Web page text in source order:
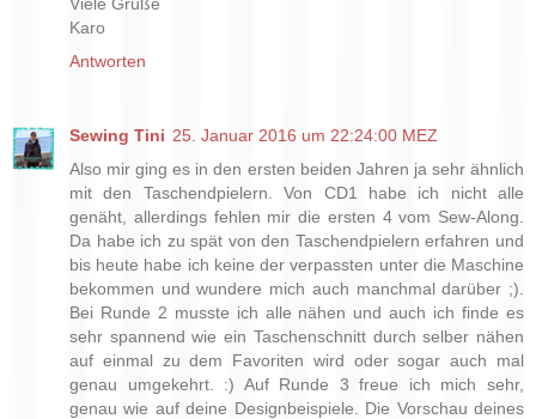
Karo
Antworten
Sewing Tini 25. Januar 2016 um 22:24:00 MEZ
Also mir ging es in den ersten beiden Jahren ja sehr ähnlich
mit den Taschendpielern. Von CD1 habe ich nicht alle
genäht, allerdings fehlen mir die ersten 4 vom Sew-Along.
Da habe ich zu spät von den Taschendpielern erfahren und
bis heute habe ich keine der verpassten unter die Maschine
bekommen und wundere mich auch manchmal darüber ;).
Bei Runde 2 musste ich alle nähen und auch ich finde es
sehr spannend wie ein Taschenschnitt durch selber nähen
auf einmal zu dem Favoriten wird oder sogar auch mal
genau umgekehrt. :) Auf Runde 3 freue ich mich sehr,
genau wie auf deine Designbeispiele. Die Vorschau deines